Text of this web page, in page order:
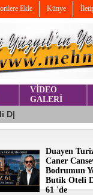
Ekle Künye
VİDEO
GALERİ
Duayen
Caner
Bodrumun
Butik Oteli
61 'de